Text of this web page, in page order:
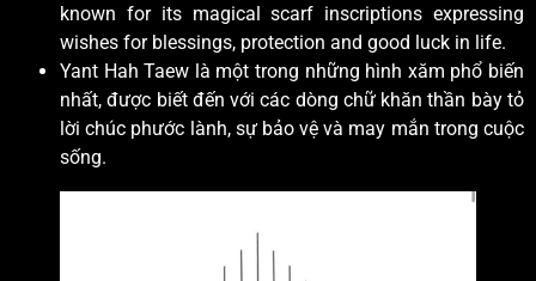
known for its magical scarf inscriptions expressing
wishes for blessings, protection and good luck in life.
Yant Hah Taew là một trong những hình xăm phổ biến
nhất, được biết đến với các dòng chữ khăn thần bày tỏ
lời chúc phước lành, sự bảo vệ và may mắn trong cuộc
sống.